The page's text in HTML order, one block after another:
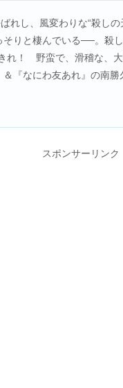
ばれし、風変わりな“殺し
そりと棲んでいる──。殺
れ！ 野蛮で、滑稽な、
＆『なにわ友あれ』の南
スポンサーリンク